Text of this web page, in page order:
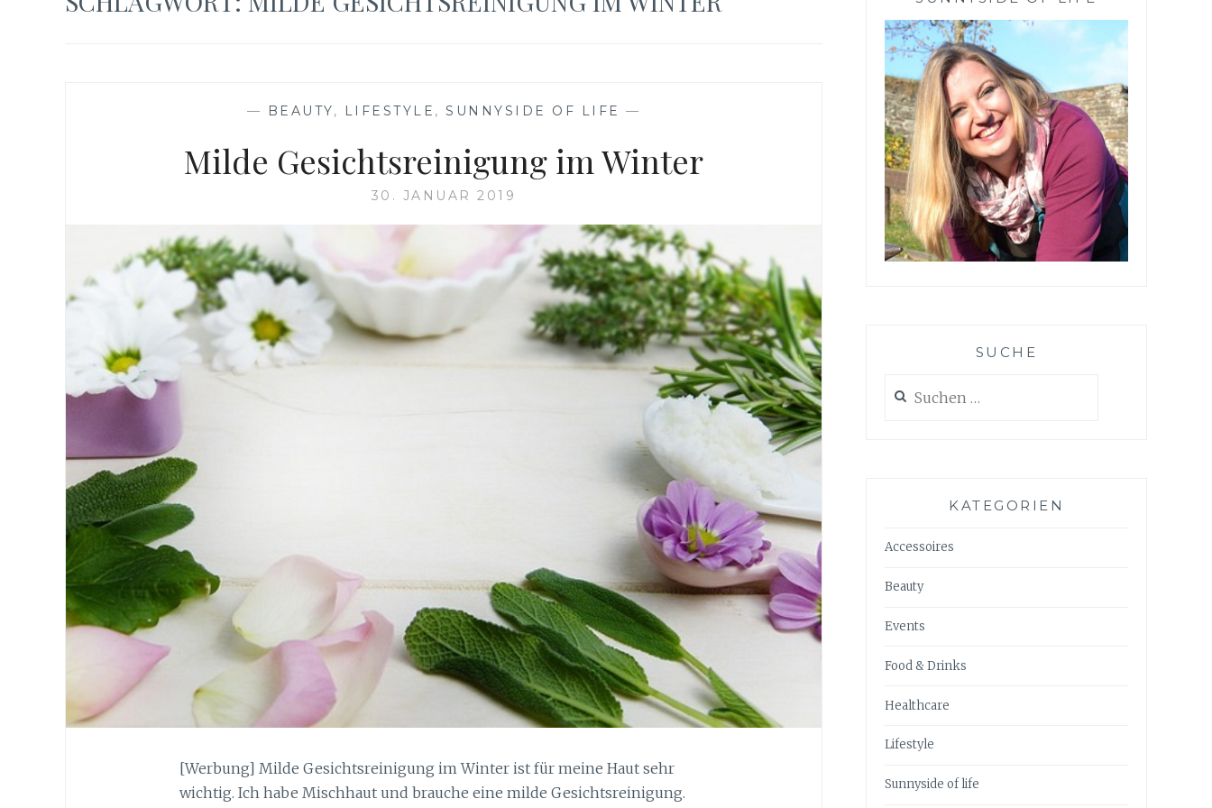
— BEAUTY, LIFESTYLE , SUNNYSIDE OF LIFE —
Milde Gesichtsreinigung im Winter
30. JANUAR 2019
[Werbung] Milde Gesichtsreinigung im Winter ist für meine Haut sehr
wichtig. Ich habe Mischhaut und brauche eine milde Gesichtsreinigung.
SUCHE
nach:
KATEGORIEN
Accessoires
Beauty
Events
Food & Drinks
Healthcare
Lifestyle
Sunnyside of life